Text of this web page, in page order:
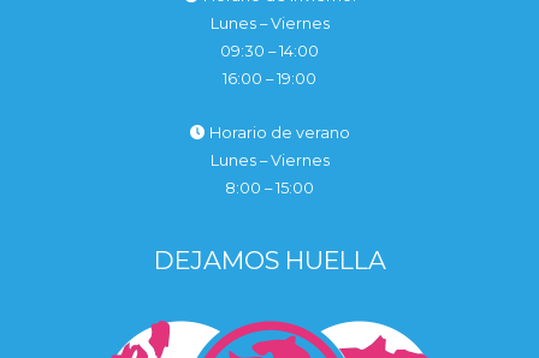
Lunes – Viernes
09:30 – 14:00
16:00 – 19:00
Horario de verano
Lunes – Viernes
8:00 – 15:00
DEJAMOS HUELLA